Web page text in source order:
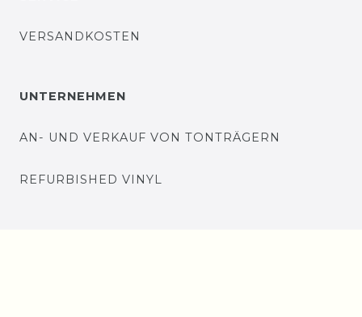
VERSANDKOSTEN
UNTERNEHMEN
AN- UND VERKAUF VON TONTRÄGERN
REFURBISHED VINYL